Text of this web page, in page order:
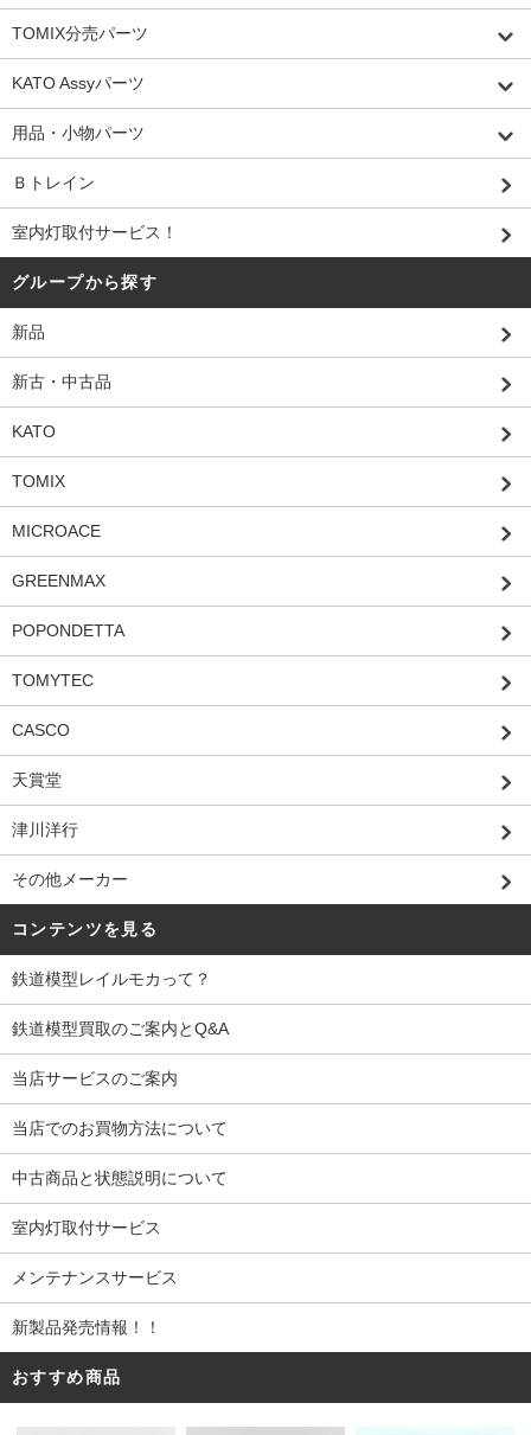
TOMIX分売パーツ
KATO Assyパーツ
用品・小物パーツ
Ｂトレイン
室内灯取付サービス！
グループから探す
新品
新古・中古品
KATO
TOMIX
MICROACE
GREENMAX
POPONDETTA
TOMYTEC
CASCO
天賞堂
津川洋行
その他メーカー
コンテンツを見る
鉄道模型レイルモカって？
鉄道模型買取のご案内とQ&A
当店サービスのご案内
当店でのお買物方法について
中古商品と状態説明について
室内灯取付サービス
メンテナンスサービス
新製品発売情報！！
おすすめ商品